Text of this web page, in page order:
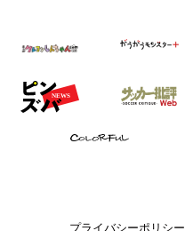
プライバシーポリシー